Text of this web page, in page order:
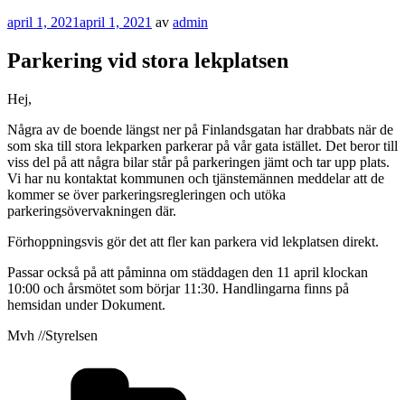
Publicerat
april 1, 2021april 1, 2021 av admin
Parkering vid stora lekplatsen
Hej,
Några av de boende längst ner på Finlandsgatan har drabbats när de
som ska till stora lekparken parkerar på vår gata istället. Det beror till
viss del på att några bilar står på parkeringen jämt och tar upp plats.
Vi har nu kontaktat kommunen och tjänstemännen meddelar att de
kommer se över parkeringsregleringen och utöka
parkeringsövervakningen där.
Förhoppningsvis gör det att fler kan parkera vid lekplatsen direkt.
Passar också på att påminna om städdagen den 11 april klockan
10:00 och årsmötet som börjar 11:30. Handlingarna finns på
hemsidan under Dokument.
Mvh //Styrelsen